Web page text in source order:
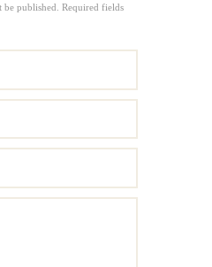
be published. Required fields